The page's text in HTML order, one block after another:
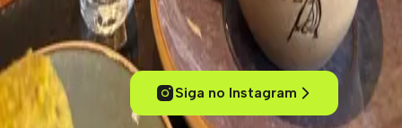
Conecte-se com outros amantes de café, acesse conteúdos
exclusivos, descubra cafeterias pelo mundo e mergulhe no universo
dos cafés especiais.
ola@kafex.com.br Siga no Instagram